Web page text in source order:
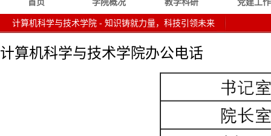
首页 学院概况 教学科研 党建工作
计算机科学与技术学院 - 知识铸就力量，科技引领未来
计算机科学与技术学院办公电话